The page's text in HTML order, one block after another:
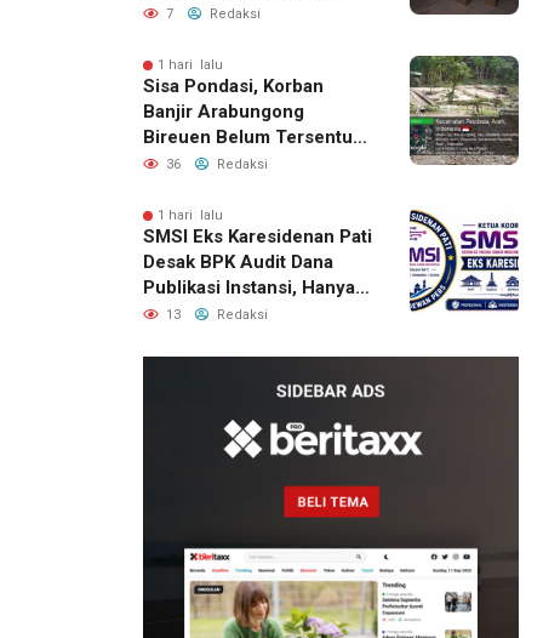
Berhasil Diamankan
7 Redaksi
1 hari lalu
Sisa Pondasi, Korban
Banjir Arabungong
Bireuen Belum Tersentuh
Bantuan Pascabencana
36 Redaksi
1 hari lalu
SMSI Eks Karesidenan Pati
Desak BPK Audit Dana
Publikasi Instansi, Hanya
untuk Perusahaan Pers
13 Redaksi
Deli
Serdang
Bantah
Terlibat